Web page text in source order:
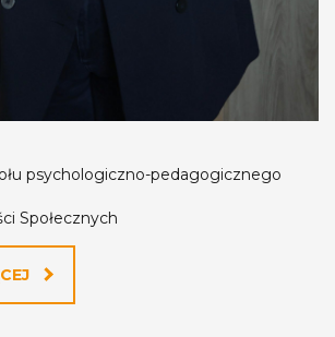
psychologiczno-pedagogicznego
Społecznych